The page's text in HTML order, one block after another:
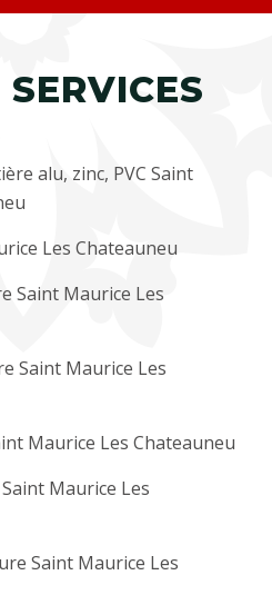
alu, zinc, PVC Saint
Les Chateauneu
Saint Maurice Les
Saint Maurice Les
Maurice Les Chateauneu
Maurice Les
Saint Maurice Les